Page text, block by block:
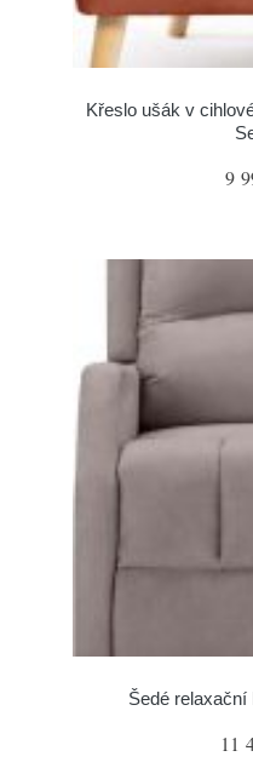
Křeslo ušák v
9
Šedé
11